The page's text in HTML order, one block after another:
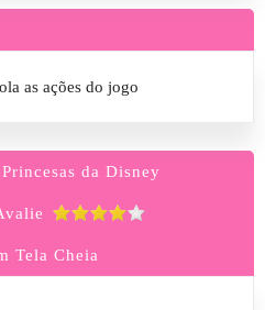
as ações do jogo
da Disney
Tela Cheia